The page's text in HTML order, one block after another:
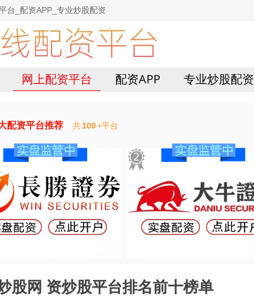
台_配资APP_专业炒股配资
网上配资平台 配资APP 专业炒股配资
配资平台推荐 共100+平台
股网 资炒股平台排名前十榜单